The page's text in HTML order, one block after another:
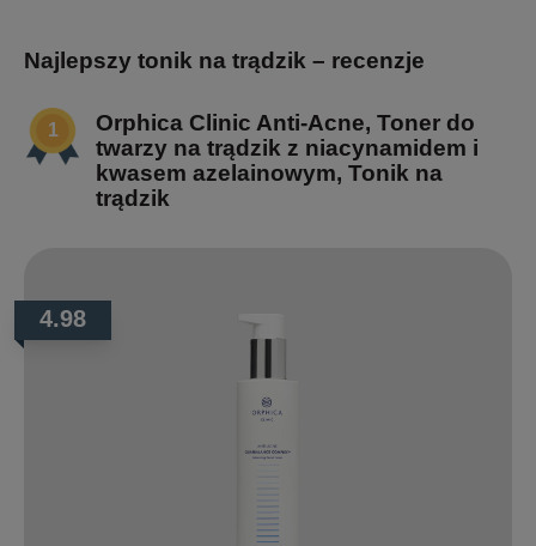
Najlepszy tonik na trądzik – recenzje
Orphica Clinic Anti-Acne, Toner do
twarzy na trądzik z niacynamidem i
kwasem azelainowym, Tonik na
trądzik
4.98